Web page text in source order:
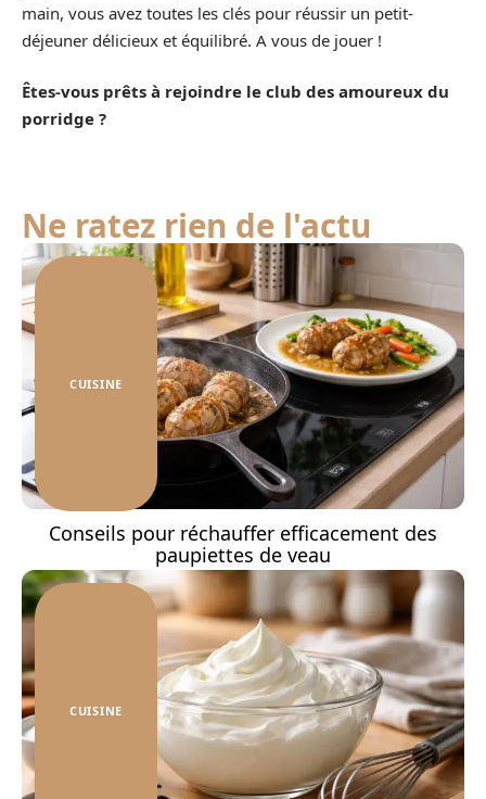
main, vous avez toutes les clés pour réussir un petit-
déjeuner délicieux et équilibré. A vous de jouer !
Êtes-vous prêts à rejoindre le club des amoureux du
porridge ?
Ne ratez rien de l'actu
CUISINE
Conseils pour réchauffer efficacement des
paupiettes de veau
CUISINE